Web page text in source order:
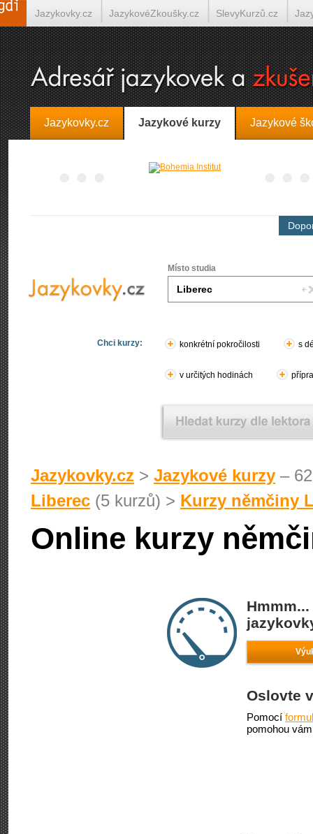
Jazykovky.cz Jazykové kurzy Jazykové
Místo studia
Chci kurzy: konkrétní pokročilosti s
v určitých hodinách
Jazykovky.cz > Jazykové kurzy –
Liberec (5 kurzů) > Kurzy němčiny
Online kurzy
Oslovte
Pomocí
pomohou
Jazykovky.cz JazykovéZkoušky.cz SlevyKurzů.cz
Španělština on-line Italština on-line Tlumočení-